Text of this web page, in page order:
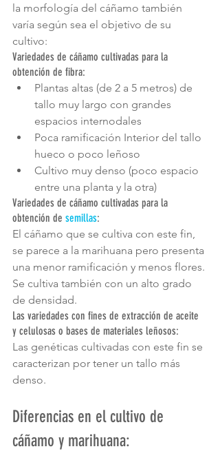
la morfología del cáñamo también
varía según sea el objetivo de su
cultivo:
Variedades de cáñamo cultivadas para la
obtención de fibra:
Plantas altas (de 2 a 5 metros) de
tallo muy largo con grandes
espacios internodales
Poca ramificación Interior del tallo
hueco o poco leñoso
Cultivo muy denso (poco espacio
entre una planta y la otra)
Variedades de cáñamo cultivadas para la
obtención de semillas:
El cáñamo que se cultiva con este fin,
se parece a la marihuana pero presenta
una menor ramificación y menos flores.
Se cultiva también con un alto grado
de densidad.
Las variedades con fines de extracción de aceite
y celulosas o bases de materiales leñosos:
Las genéticas cultivadas con este fin se
caracterizan por tener un tallo más
denso.
Diferencias en el cultivo de
cáñamo y marihuana: